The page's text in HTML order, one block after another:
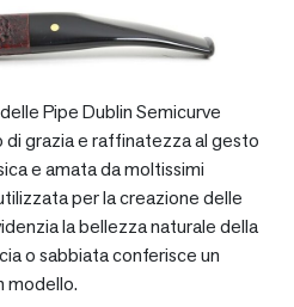
Pipe Dublin Semicurve
di grazia e raffinatezza al gesto
e amata da moltissimi
per la creazione delle
la bellezza naturale della
o sabbiata conferisce un
modello.